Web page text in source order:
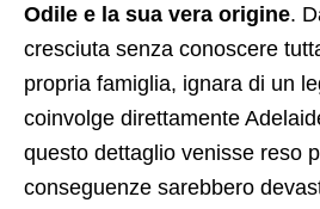
Odile e la sua vera origine.
cresciuta senza conoscere
propria famiglia, ignara di un
coinvolge direttamente
questo dettaglio venisse reso
conseguenze sarebbero